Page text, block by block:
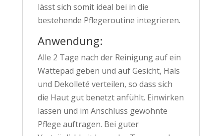
lässt sich somit ideal bei in die
bestehende Pflegeroutine integrieren.
Anwendung:
Alle 2 Tage nach der Reinigung auf ein
Wattepad geben und auf Gesicht, Hals
und Dekolleté verteilen, so dass sich
die Haut gut benetzt anfühlt. Einwirken
lassen und im Anschluss gewohnte
Pflege auftragen. Bei guter